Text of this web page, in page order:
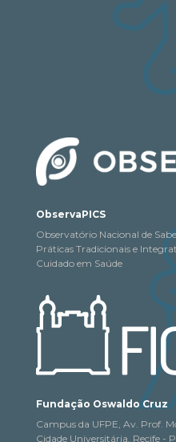
ObservaPICS
Observatório Nacional de
Práticas Tradicionais e
Cuidado em Saúde
Fundação Oswaldo Cruz
Campus da UFPE, Av. Prof.
Cidade Universitária, Recife -